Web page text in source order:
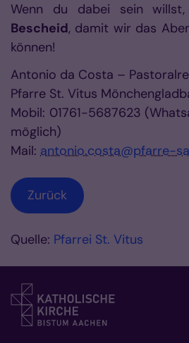
Wenn du dabei sein willst,
Bescheid, damit wir das
können!
Antonio da Costa –
Pfarre St. Vitus
Mobil: 01761-5687623
möglich)
Mail: antonio.costa@pfarre-
Zurück
Quelle: Pfarrei St. Vitus